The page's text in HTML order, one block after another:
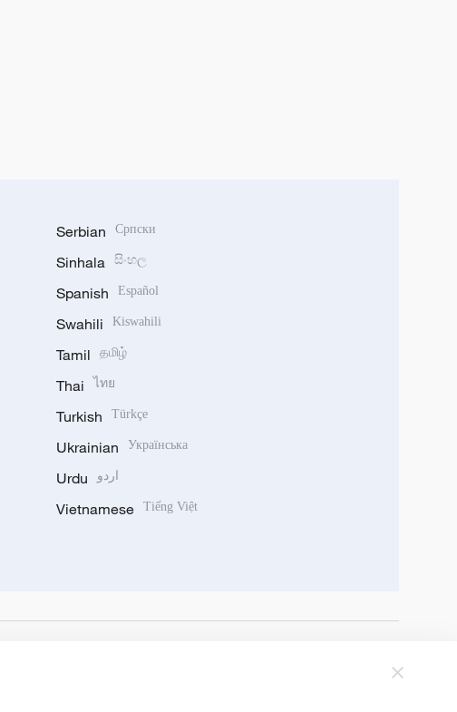
Serbian Српски
Sinhala සිංහල
Spanish Español
Swahili Kiswahili
Tamil தமிழ்
Thai ไทย
Turkish Türkçe
Ukrainian Українська
Urdu اردو
Vietnamese Tiếng Việt